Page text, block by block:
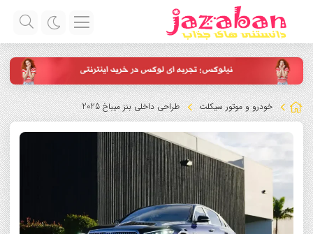
خودرو و موتور سیکلت طراحی داخلی بنز میباخ 2025